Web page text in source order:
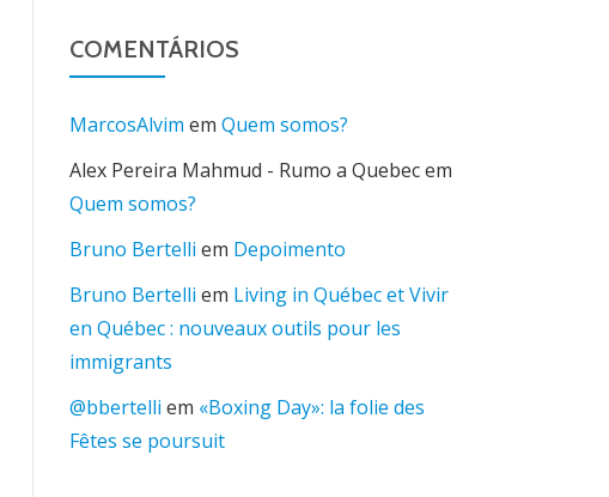
COMENTÁRIOS
MarcosAlvim em Quem somos?
Alex Pereira Mahmud - Rumo a Quebecem
Quem somos?
Bruno Bertelli em Depoimento
Bruno Bertelli em Living in Québec et Vivir
en Québec : nouveaux outils pour les
immigrants
@bbertelli em «Boxing Day»: la folie des
Fêtes se poursuit